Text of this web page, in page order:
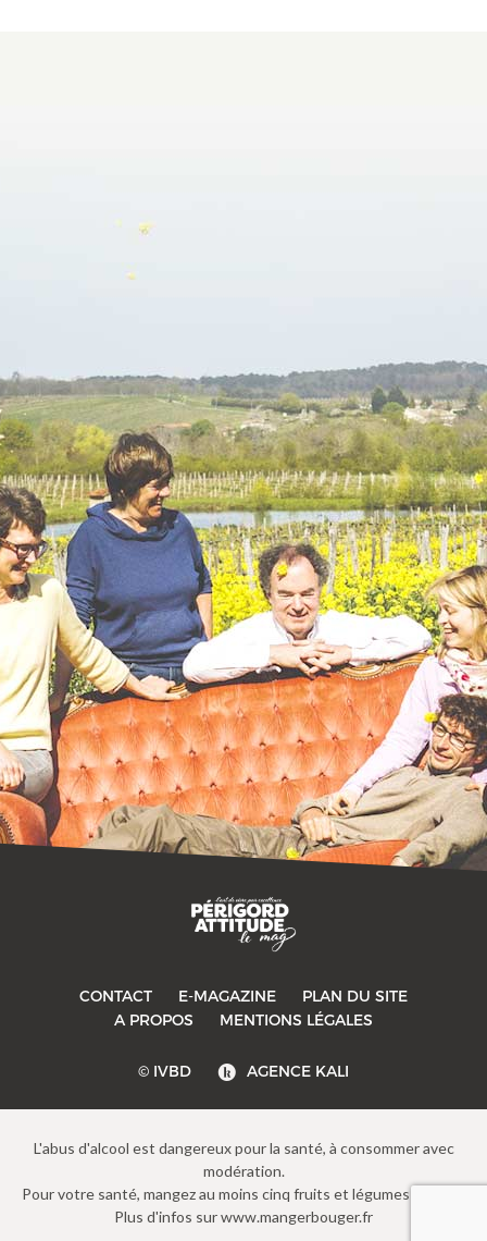
CONTACT E-MAGAZINE
PLAN DU SITE
A PROPOS
MENTIONS LÉGALES
© IVBD AGENCE KALI
L'abus d'alcool est dangereux pour la santé, à consommer avec
modération.
Pour votre santé, mangez au moins cinq fruits et légumes par jour.
Plus d'infos sur www.mangerbouger.fr